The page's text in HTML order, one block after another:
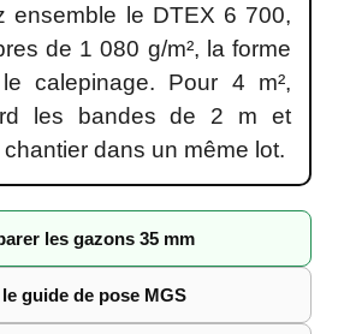
ensemble le DTEX 6 700,
de 1 080 g/m², la forme
calepinage. Pour 4 m²,
les bandes de 2 m et
dans un même lot.
les gazons 35 mm
guide de pose MGS